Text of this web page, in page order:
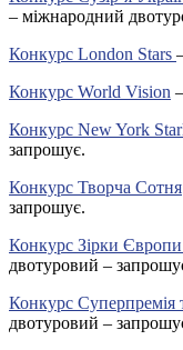
– міжнародний
Конкурс London Stars
Конкурс World Vision
Конкурс New York
запрошує.
Конкурс Творча Сотня
запрошує.
Конкурс Зірки
двотуровий –
Конкурс Суперпремія
двотуровий –